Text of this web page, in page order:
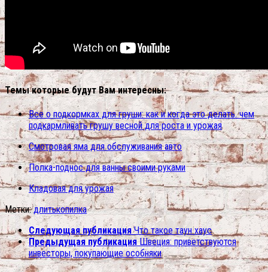
Темы которые будут Вам интересны:
Все о подкормках для груши: как и когда это делать. чем
подкармливать грушу весной для роста и урожая
Смотровая яма для обслуживания авто
Полка-поднос для ванны своими руками
Кладовая для урожая
Метки: длитькопилка
Следующая публикация Что такое таун хаус
Предыдущая публикация Швеция: приветствуются
инвесторы, покупающие особняки